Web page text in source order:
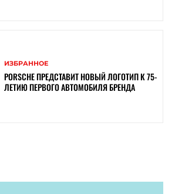
ИЗБРАННОЕ
PORSCHE ПРЕДСТАВИТ НОВЫЙ ЛОГОТИП К 75-
ЛЕТИЮ ПЕРВОГО АВТОМОБИЛЯ БРЕНДА